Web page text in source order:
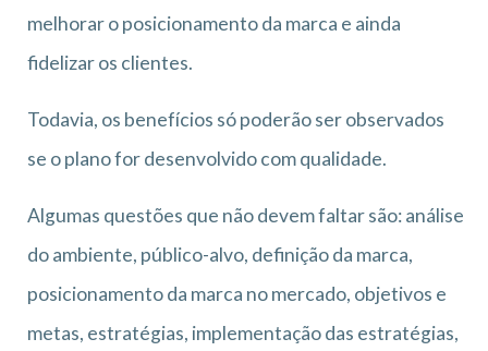
melhorar o posicionamento da marca e ainda
fidelizar os clientes.
Todavia, os benefícios só poderão ser observados
se o plano for desenvolvido com qualidade.
Algumas questões que não devem faltar são: análise
do ambiente, público-alvo, definição da marca,
posicionamento da marca no mercado, objetivos e
metas, estratégias, implementação das estratégias,